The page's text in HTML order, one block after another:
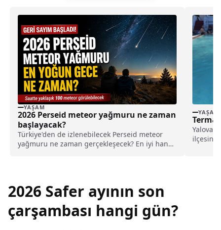
YAŞAM
2026 Perseid meteor yağmuru ne zaman
başlayacak?
Türkiye'den de izlenebilecek Perseid meteor
yağmuru ne zaman gerçekleşecek? En iyi hangi
YAŞAM
Termal
2026 Safer ayının son
çarşambası hangi gün?